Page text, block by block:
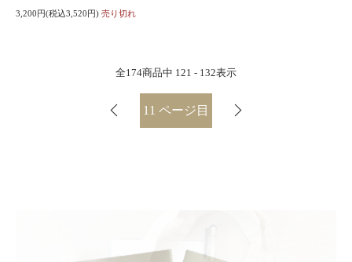
3,200円(税込3,520円) 売り切れ
全174商品中 121 - 132表示
11 ページ目